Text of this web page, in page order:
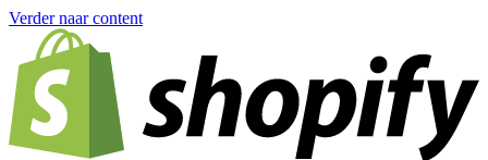
Verder naar content